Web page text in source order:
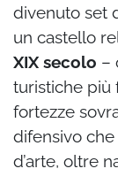
divenuto set
un castello
XIX secolo –
turistiche più
fortezze
difensivo
d’arte, oltre